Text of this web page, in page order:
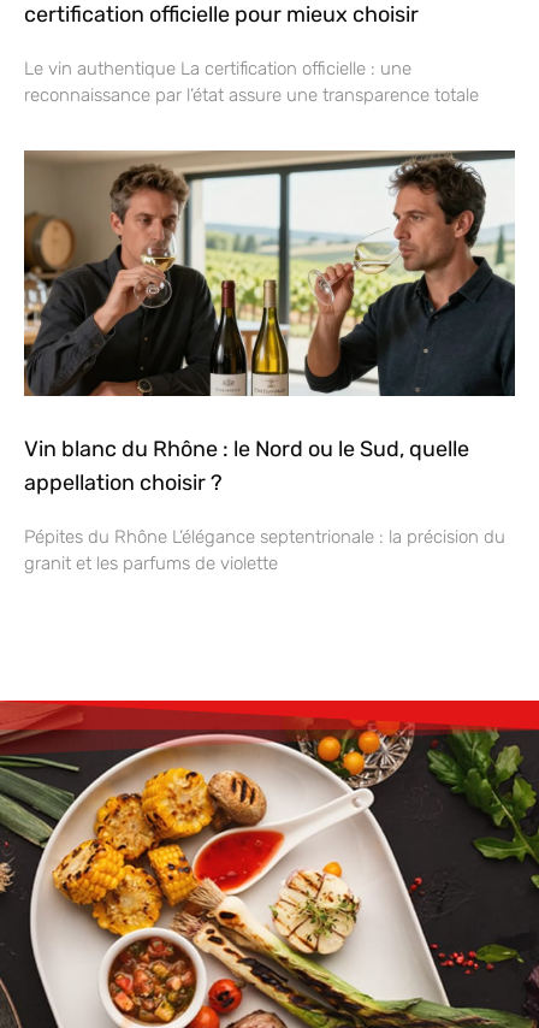
certification officielle pour mieux choisir
Le vin authentique La certification officielle : une
reconnaissance par l’état assure une transparence totale
Vin blanc du Rhône : le Nord ou le Sud, quelle
appellation choisir ?
Pépites du Rhône L’élégance septentrionale : la précision du
granit et les parfums de violette